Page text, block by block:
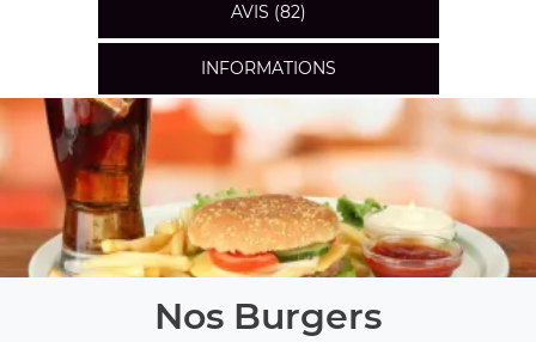
AVIS (82)
INFORMATIONS
Nos Burgers